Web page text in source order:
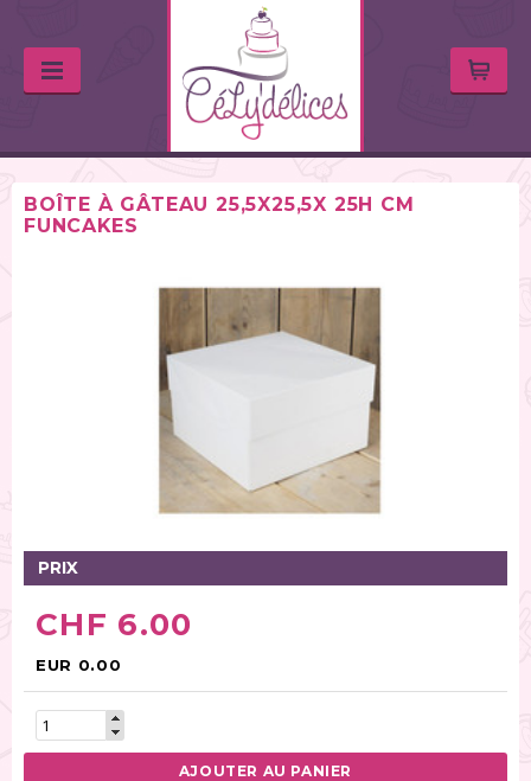
BOÎTE À GÂTEAU 25,5X25,5X 25H CM
FUNCAKES
PRIX
CHF 6.00
EUR 0.00
AJOUTER AU PANIER